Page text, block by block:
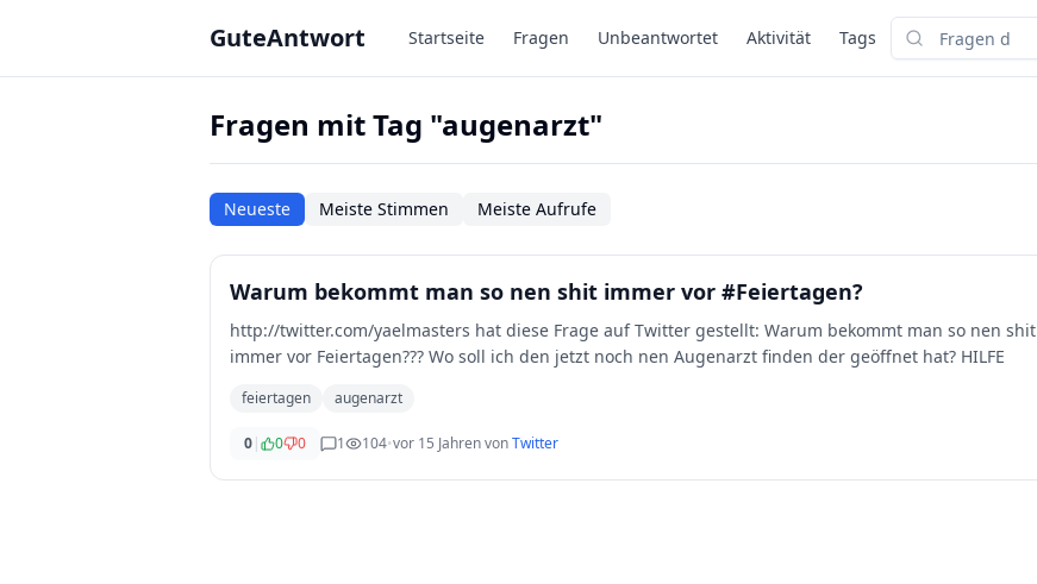
GuteAntwort Startseite Fragen Unbeantwortet Aktivität Tags
Suchen
Fragen mit Tag "augenarzt"
Neueste Meiste Stimmen Meiste Aufrufe
Warum bekommt man so nen shit immer vor #Feiertagen?
http://twitter.com/yaelmasters hat diese Frage auf Twitter gestellt: Warum bekommt man so nen shit
immer vor Feiertagen??? Wo soll ich den jetzt noch nen Augenarzt finden der geöffnet hat? HILFE
feiertagen augenarzt
0| 0 0 1 104•vor 15 JahrenvonTwitter